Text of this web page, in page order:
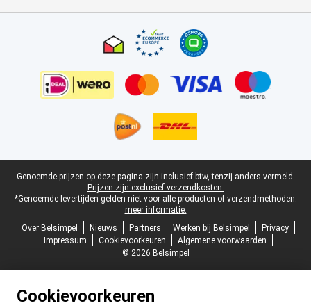
Juridische voettekst
Genoemde prijzen op deze pagina zijn inclusief btw, tenzij anders vermeld.
Prijzen zijn exclusief verzendkosten.
*Genoemde levertijden gelden niet voor alle producten of verzendmethoden:
meer informatie.
Over Belsimpel
Nieuws Partners Werken bij Belsimpel
Privacy
Impressum
Cookievoorkeuren
Algemene voorwaarden
© 2026 Belsimpel
Cookievoorkeuren